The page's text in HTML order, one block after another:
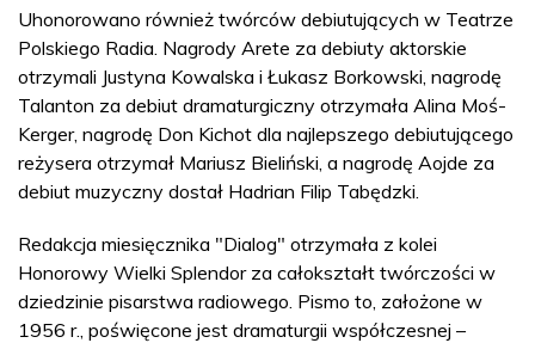
Uhonorowano również twórców debiutujących w Teatrze
Polskiego Radia. Nagrody Arete za debiuty aktorskie
otrzymali Justyna Kowalska i Łukasz Borkowski, nagrodę
Talanton za debiut dramaturgiczny otrzymała Alina Moś-
Kerger, nagrodę Don Kichot dla najlepszego debiutującego
reżysera otrzymał Mariusz Bieliński, a nagrodę Aojde za
debiut muzyczny dostał Hadrian Filip Tabędzki.
Redakcja miesięcznika "Dialog" otrzymała z kolei
Honorowy Wielki Splendor za całokształt twórczości w
dziedzinie pisarstwa radiowego. Pismo to, założone w
1956 r., poświęcone jest dramaturgii współczesnej –